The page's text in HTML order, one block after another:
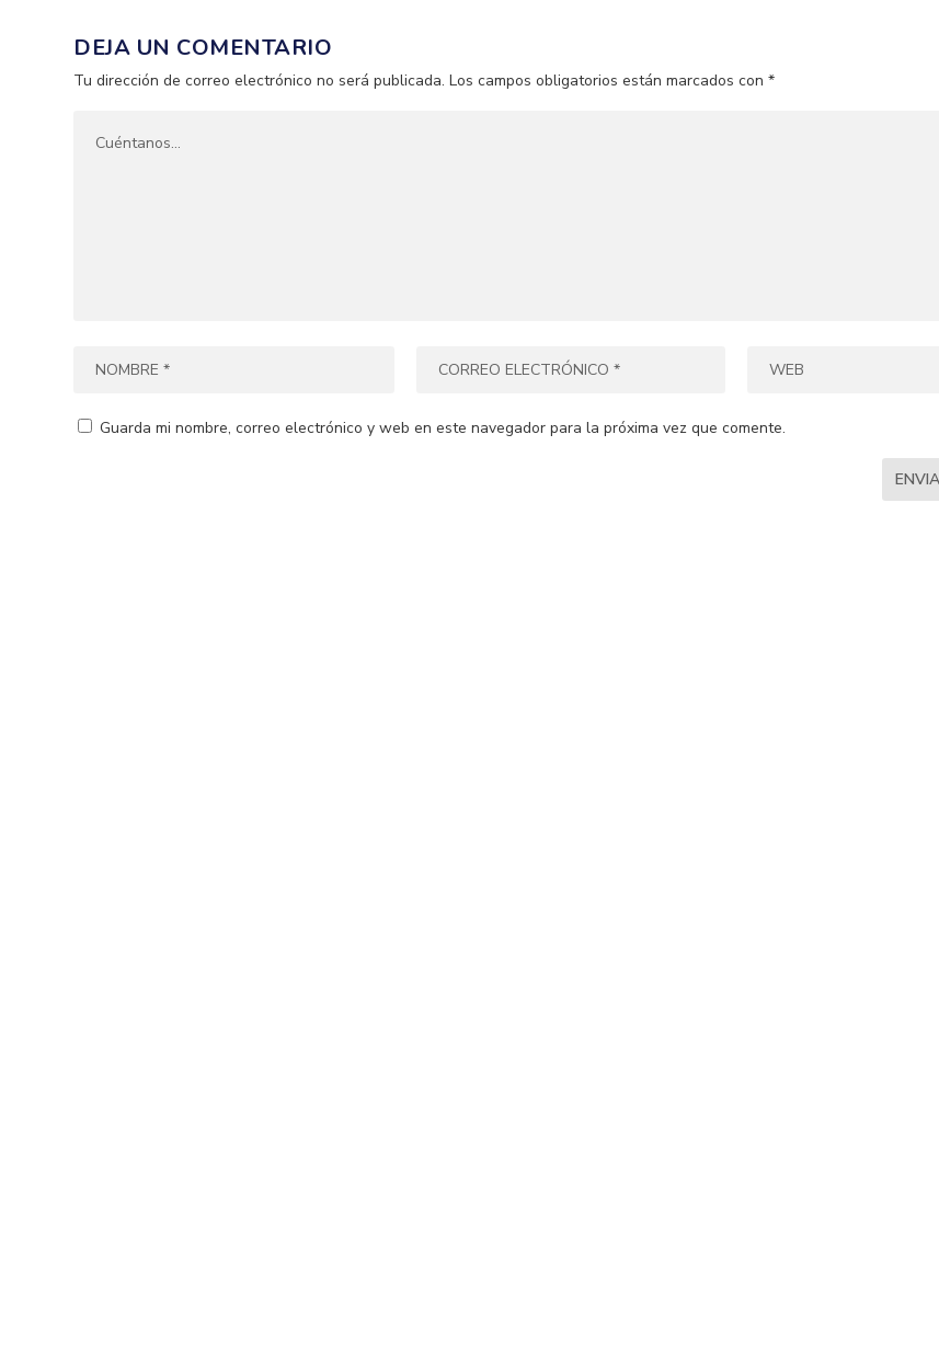
DEJA UN COMENTARIO
Tu dirección de correo electrónico no será publicada. Los campos obligatorios están marcados con*
Guarda mi nombre, correo electrónico y web en este navegador para la próxima vez que comente.